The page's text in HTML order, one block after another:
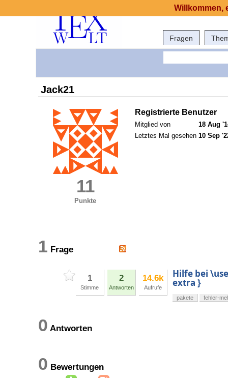
Fragen
Jack21
11
Punkte
Registrierte Benutzer
Mitglied von
18 Aug
Letztes Mal gesehen 10 Sep
1 Frage
1
Stimme
2
Antworten
14.6k
Aufrufe
Hilfe bei
extra }
pakete fehler-
0 Antworten
0 Bewertungen
Willkommen,